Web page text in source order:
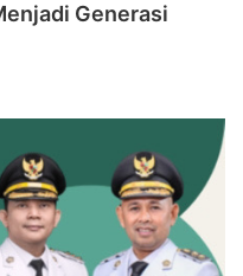
Generasi